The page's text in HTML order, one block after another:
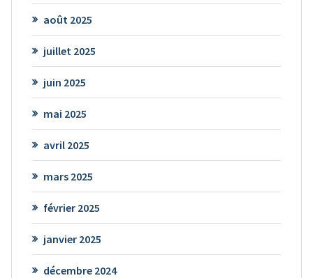
août 2025
juillet 2025
juin 2025
mai 2025
avril 2025
mars 2025
février 2025
janvier 2025
décembre 2024